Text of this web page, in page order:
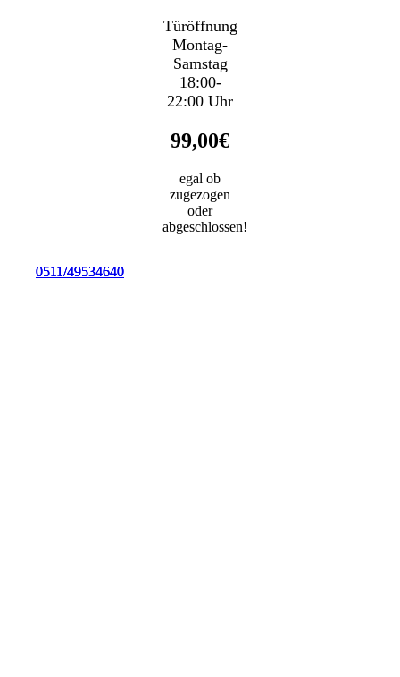
0511/49534640
Türöffnung
Montag-
Samstag
18:00-
22:00 Uhr
99,00€
egal ob
zugezogen
oder
abgeschlossen!
0511/49534640
0511/49534640